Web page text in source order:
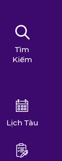
Tìm
Kiếm
Lịch Tàu